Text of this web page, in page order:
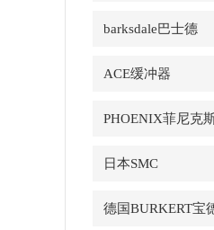
barksdale巴士德
ACE缓冲器
PHOENIX菲尼克
日本SMC
德国BURKERT宝